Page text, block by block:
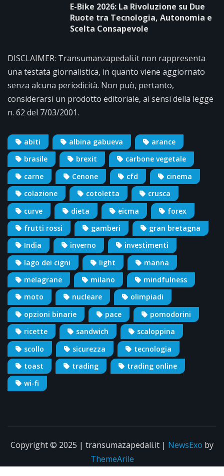
E-Bike 2026: La Rivoluzione su Due
Ruote tra Tecnologia, Autonomia e
Scelta Consapevole
DISCLAIMER: Transumanzapedali.it non rappresenta
una testata giornalistica, in quanto viene aggiornato
senza alcuna periodicità. Non può, pertanto,
considerarsi un prodotto editoriale, ai sensi della legge
n. 62 del 7/03/2001.
abiti albina gabueva
arance
brasile
brexit
carbone vegetale
carne
Cenone cfd
cinema
colazione
cotoletta
crusca
curve
dieta eicma
forex
frutti rossi
gamberi
gran bretagna
India
inverno
investimenti
lago dei cigni
light
manna
melagrane
milano
mindfulness
moto
nucleare
olimpiadi
opzioni binarie
pace
pomodorini
ricette
sandwich
scaloppina
scollo
sicurezza
tecnologia
toast
trading
trading online
wi-fi
Copyright © 2025 | transumazapedali.it | NewsExo by
ThemeArile